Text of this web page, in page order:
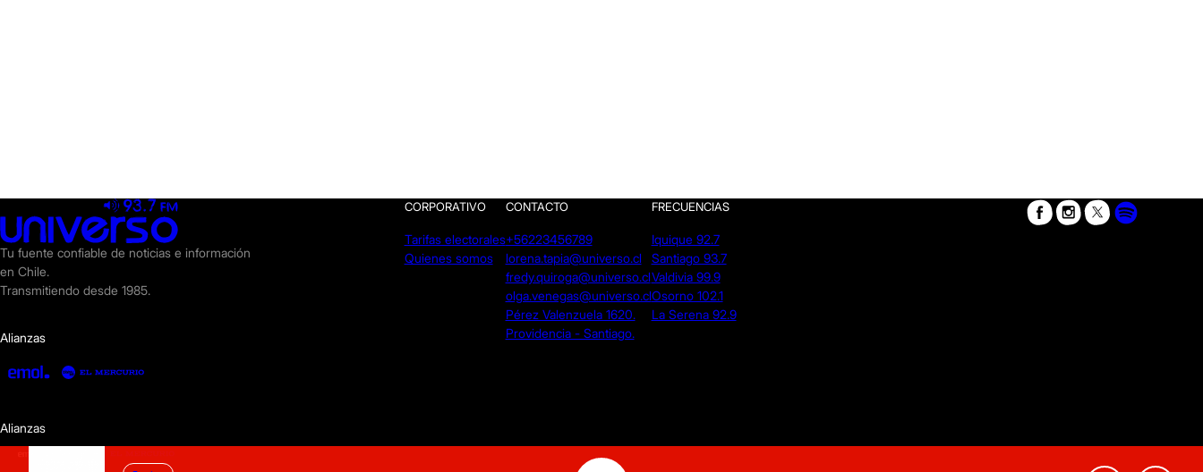
Tu fuente confiable de noticias e información
en Chile.
Transmitiendo desde 1985.
Alianzas
CORPORATIVO
Tarifas electorales
Quienes somos
CONTACTO
+56223456789
lorena.tapia@universo.cl
fredy.quiroga@universo.cl
olga.venegas@universo.cl
Pérez Valenzuela 1620.
Providencia - Santiago.
FRECUENCIAS
Iquique 92.7
Santiago 93.7
Valdivia 99.9
Osorno 102.1
La Serena 92.9
Alianzas